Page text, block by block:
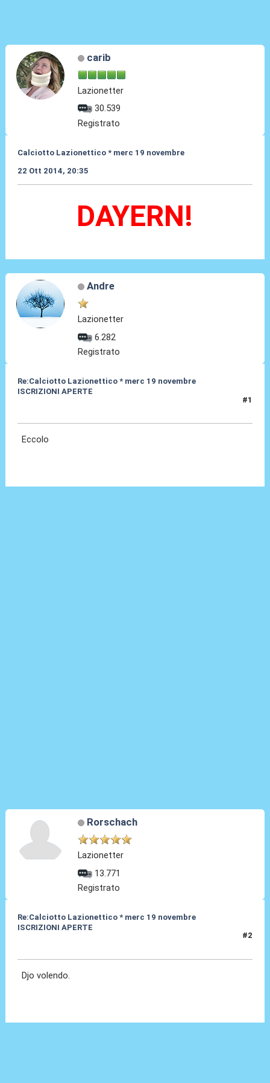
carib
Lazionetter
30.539
Registrato
Calciotto Lazionettico * merc 19 novembre
22 Ott 2014, 20:35
DAYERN!
Andre
Lazionetter
6.282
Registrato
Re:Calciotto Lazionettico * merc 19 novembre
ISCRIZIONI APERTE
#1
Eccolo
Rorschach
Lazionetter
13.771
Registrato
Re:Calciotto Lazionettico * merc 19 novembre
ISCRIZIONI APERTE
#2
Djo volendo.